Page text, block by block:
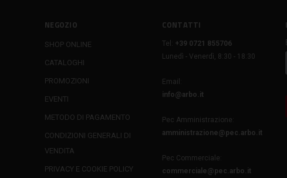
NEGOZIO
SHOP ONLINE
CATALOGHI
PROMOZIONI
EVENTI
METODO DI PAGAMENTO
CONDIZIONI GENERALI DI
VENDITA
PRIVACY E COOKIE POLICY
CONTATTI
Tel:
+39 0721 855706
Lunedì - Venerdì, 8:30 - 18:30
Email:
info@arbo.it
Pec Amministrazione:
amministrazione@pec.arbo.it
Pec Commerciale:
commerciale@pec.arbo.it